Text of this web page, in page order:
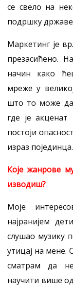
се свело на
подршку државе,
Маркетинг је
презасићено.
начин како
мреже у
што то може да
где је
постоји
израз појединца.
Које жанрове
изводиш?
Моје
најранијем
слушао музику
утицај на мене.
сматрам да
научити више